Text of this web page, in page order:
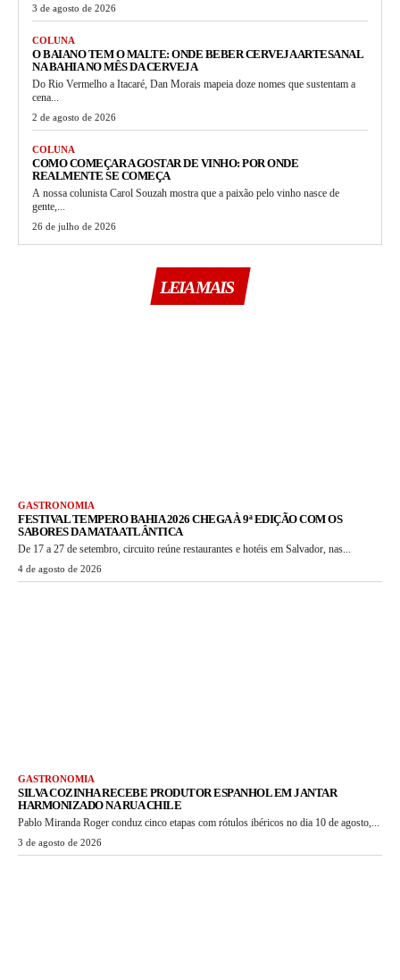
3 de agosto de 2026
COLUNA
O BAIANO TEM O MALTE: ONDE BEBER CERVEJA ARTESANAL
NA BAHIA NO MÊS DA CERVEJA
Do Rio Vermelho a Itacaré, Dan Morais mapeia doze nomes que sustentam a
cena...
2 de agosto de 2026
COLUNA
COMO COMEÇAR A GOSTAR DE VINHO: POR ONDE
REALMENTE SE COMEÇA
A nossa colunista Carol Souzah mostra que a paixão pelo vinho nasce de
gente,...
26 de julho de 2026
LEIA MAIS
GASTRONOMIA
FESTIVAL TEMPERO BAHIA 2026 CHEGA À 9ª EDIÇÃO COM OS
SABORES DA MATA ATLÂNTICA
De 17 a 27 de setembro, circuito reúne restaurantes e hotéis em Salvador, nas...
4 de agosto de 2026
GASTRONOMIA
SILVA COZINHA RECEBE PRODUTOR ESPANHOL EM JANTAR
HARMONIZADO NA RUA CHILE
Pablo Miranda Roger conduz cinco etapas com rótulos ibéricos no dia 10 de agosto,...
3 de agosto de 2026